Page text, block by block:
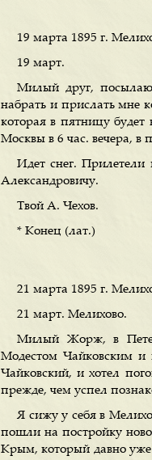
19 марта 1895 г.
19 март.
Милый друг,
набрать и прислать мне
которая в пятницу
Москвы в 6 час. вечера, в
Идет снег. Прилетели
Александровичу.
Твой А. Чехов.
* Конец (лат.)
21 марта 1895 г.
21 март. Мелихово.
Милый Жорж, в
Модестом Чайковским и
Чайковский, и хотел
прежде, чем успел
Я сижу у себя в
пошли на постройку
Крым, который давно уже